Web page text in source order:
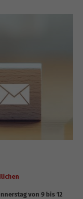
von 9 bis 12